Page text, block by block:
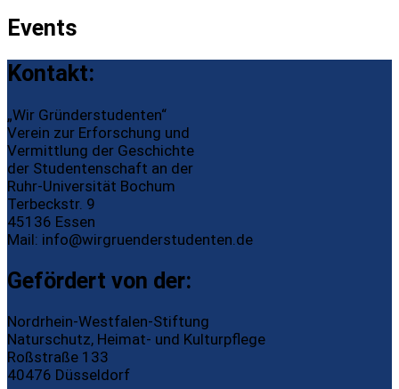
Events
Kontakt:
„Wir Gründerstudenten“
Verein zur Erforschung und
Vermittlung der Geschichte
der Studentenschaft an der
Ruhr-Universität Bochum
Terbeckstr. 9
45136 Essen
Mail: info@wirgruenderstudenten.de
Gefördert von der:
Nordrhein-Westfalen-Stiftung
Naturschutz, Heimat- und Kulturpflege
Roßstraße 133
40476 Düsseldorf